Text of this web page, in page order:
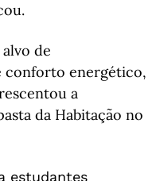
de
conforto energético,
a
da Habitação no
estudantes